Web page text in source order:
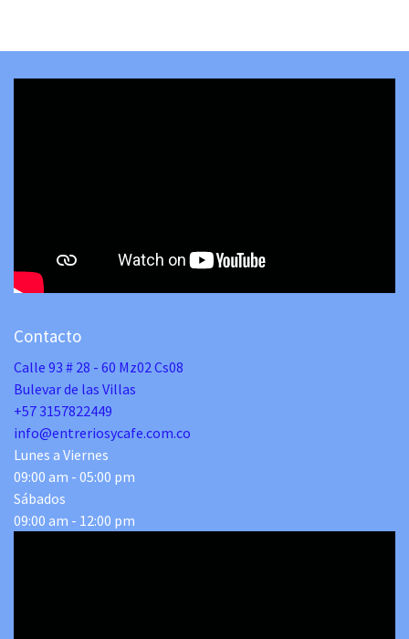
Contacto
Calle 93 # 28 - 60 Mz02 Cs08
Bulevar de las Villas
+57 3157822449
info@entreriosycafe.com.co
Lunes a Viernes
09:00 am - 05:00 pm
Sábados
09:00 am - 12:00 pm